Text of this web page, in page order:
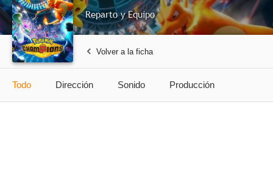
Reparto y Equipo
Volver a la ficha
Todo Dirección Sonido Producción